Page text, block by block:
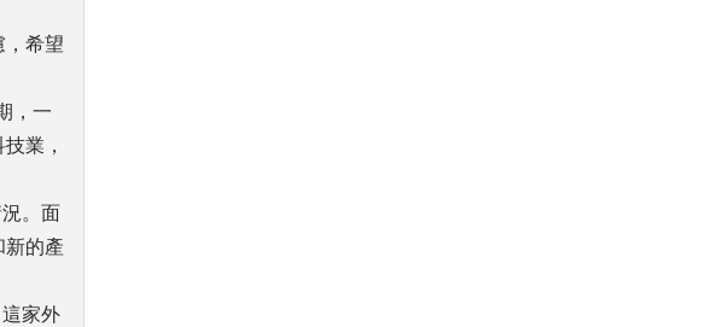
，希望
，一
業，
。面
新的產
家外